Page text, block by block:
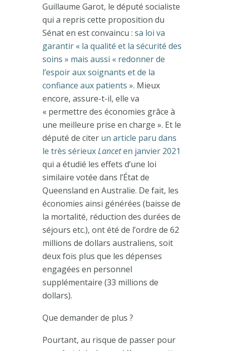
Guillaume Garot, le député socialiste
qui a repris cette proposition du
Sénat en est convaincu : sa loi va
garantir « la qualité et la sécurité des
soins » mais aussi « redonner de
l’espoir aux soignants et de la
confiance aux patients ». Mieux
encore, assure-t-il, elle va
« permettre des économies grâce à
une meilleure prise en charge ». Et le
député de citer un article paru dans
le très sérieuxLanceten janvier 2021
qui a étudié les effets d’une loi
similaire votée dans l’État de
Queensland en Australie. De fait, les
économies ainsi générées (baisse de
la mortalité, réduction des durées de
séjours etc.), ont été de l’ordre de 62
millions de dollars australiens, soit
deux fois plus que les dépenses
engagées en personnel
supplémentaire (33 millions de
dollars).
Que demander de plus ?
Pourtant, au risque de passer pour